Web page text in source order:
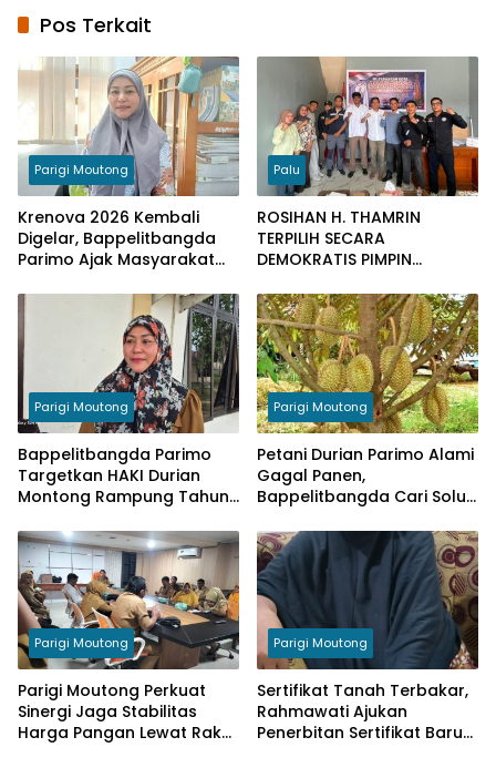
Pos Terkait
Parigi Moutong
Krenova 2026 Kembali
Digelar, Bappelitbangda
Parimo Ajak Masyarakat
Palu
ROSIHAN H. THAMRIN
TERPILIH SECARA
DEMOKRATIS PIMPIN
PALU
Parigi Moutong
Bappelitbangda Parimo
Targetkan HAKI Durian
Montong Rampung Tahun
Parigi Moutong
Petani Durian Parimo Alami
Gagal Panen,
Bappelitbangda Cari Solusi
Parigi Moutong
Parigi Moutong Perkuat
Sinergi Jaga Stabilitas
Harga Pangan Lewat Rakor
Parigi Moutong
Sertifikat Tanah Terbakar,
Rahmawati Ajukan
Penerbitan Sertifikat Baru